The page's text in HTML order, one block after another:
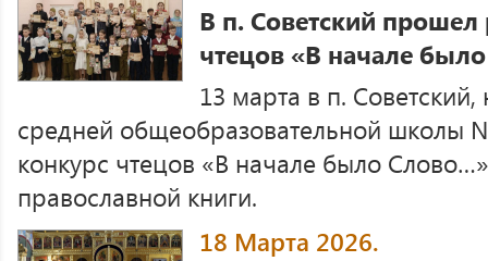
В п. Советский
чтецов «В начале
13 марта в п. Советский,
средней общеобразовательной школы
конкурс чтецов «В начале было
православной книги.
18 Марта 2026.